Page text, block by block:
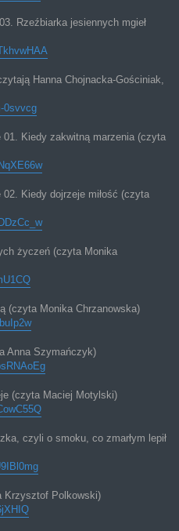
Rzeźbiarka jesiennych mgieł
Hanna Chojnacka-Gościniak,
0svvcg
01. Kiedy zakwitną marzenia (czyta
Kiedy dojrzeje miłość (czyta
życzeń (czyta Monika
(czyta Monika Chrzanowska)
Anna Szymańczyk)
(czyta Maciej Motylski)
czyli o smoku, co zmarłym lepił
Krzysztof Polkowski)